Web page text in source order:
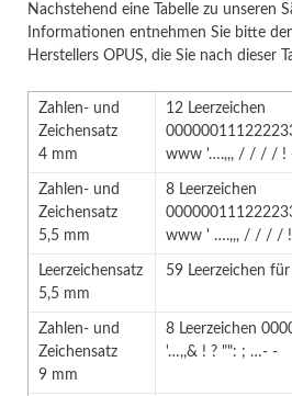
Nachstehend eine Tabelle zu unseren
Informationen entnehmen Sie bitte
Herstellers OPUS, die Sie nach dieser
Zahlen- und
Zeichensatz
4 mm
12 Leerzeichen
www '….,,, / / / / !
Zahlen- und
Zeichensatz
5,5 mm
8 Leerzeichen
www ' ….,,, / / / / !
Leerzeichensatz
5,5 mm
59 Leerzeichen
Zahlen- und
Zeichensatz
9 mm
8 Leerzeichen
'…,,& ! ? "": ; …- -